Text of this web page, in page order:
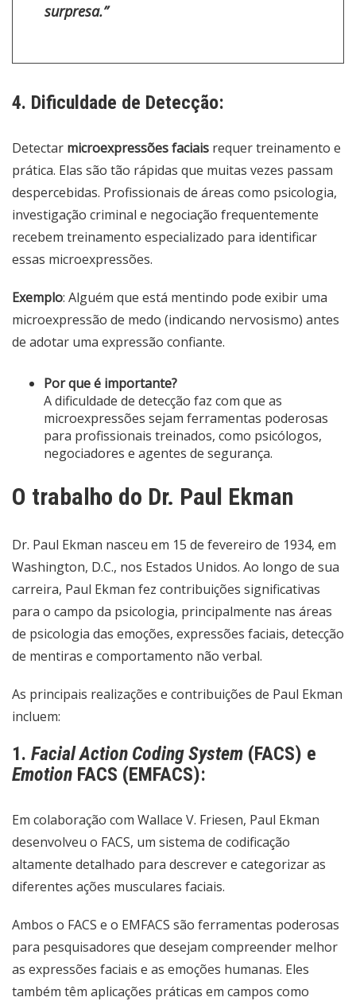
surpresa.”
4. Dificuldade de Detecção:
Detectar microexpressões faciais requer treinamento e
prática. Elas são tão rápidas que muitas vezes passam
despercebidas. Profissionais de áreas como psicologia,
investigação criminal e negociação frequentemente
recebem treinamento especializado para identificar
essas microexpressões.
Exemplo: Alguém que está mentindo pode exibir uma
microexpressão de medo (indicando nervosismo) antes
de adotar uma expressão confiante.
Por que é importante?
A dificuldade de detecção faz com que as
microexpressões sejam ferramentas poderosas
para profissionais treinados, como psicólogos,
negociadores e agentes de segurança.
O trabalho do Dr. Paul Ekman
Dr. Paul Ekman nasceu em 15 de fevereiro de 1934, em
Washington, D.C., nos Estados Unidos. Ao longo de sua
carreira, Paul Ekman fez contribuições significativas
para o campo da psicologia, principalmente nas áreas
de psicologia das emoções, expressões faciais, detecção
de mentiras e comportamento não verbal.
As principais realizações e contribuições de Paul Ekman
incluem:
1. Facial Action Coding System (FACS) e
Emotion FACS (EMFACS):
Em colaboração com Wallace V. Friesen, Paul Ekman
desenvolveu o FACS, um sistema de codificação
altamente detalhado para descrever e categorizar as
diferentes ações musculares faciais.
Ambos o FACS e o EMFACS são ferramentas poderosas
para pesquisadores que desejam compreender melhor
as expressões faciais e as emoções humanas. Eles
também têm aplicações práticas em campos como